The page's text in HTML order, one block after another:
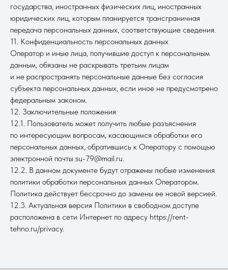
государства, иностранных физических лиц, иностранных
юридических лиц, которым планируется трансграничная
передача персональных данных, соответствующие сведения.
11. Конфиденциальность персональных данных
Оператор и иные лица, получившие доступ к персональным
данным, обязаны не раскрывать третьим лицам
и не распространять персональные данные без согласия
субъекта персональных данных, если иное не предусмотрено
федеральным законом.
12. Заключительные положения
12.1. Пользователь может получить любые разъяснения
по интересующим вопросам, касающимся обработки его
персональных данных, обратившись к Оператору с помощью
электронной почты su-79@mail.ru.
12.2. В данном документе будут отражены любые изменения
политики обработки персональных данных Оператором.
Политика действует бессрочно до замены ее новой версией.
12.3. Актуальная версия Политики в свободном доступе
расположена в сети Интернет по адресу https://rent-
tehno.ru/privacy.